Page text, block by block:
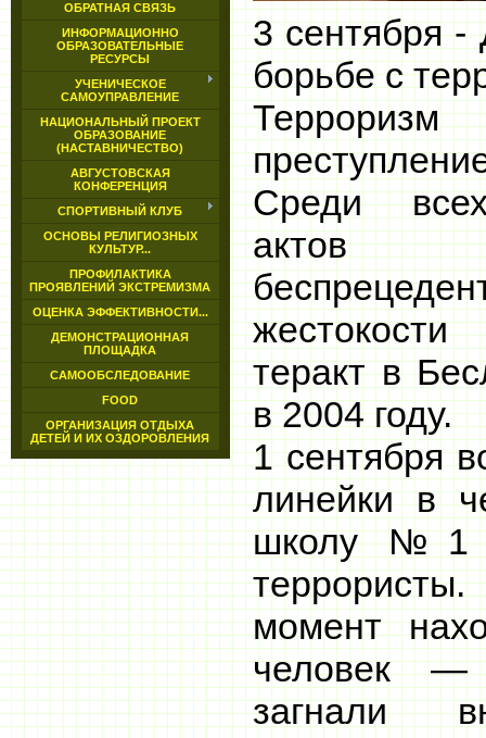
ОБРАТНАЯ СВЯЗЬ
ИНФОРМАЦИОННО
ОБРАЗОВАТЕЛЬНЫЕ
РЕСУРСЫ
УЧЕНИЧЕСКОЕ
САМОУПРАВЛЕНИЕ
НАЦИОНАЛЬНЫЙ ПРОЕКТ
ОБРАЗОВАНИЕ
(НАСТАВНИЧЕСТВО)
АВГУСТОВСКАЯ
КОНФЕРЕНЦИЯ
СПОРТИВНЫЙ КЛУБ
ОСНОВЫ РЕЛИГИОЗНЫХ
КУЛЬТУР...
ПРОФИЛАКТИКА
ПРОЯВЛЕНИЙ ЭКСТРЕМИЗМА
ОЦЕНКА ЭФФЕКТИВНОСТИ...
ДЕМОНСТРАЦИОННАЯ
ПЛОЩАДКА
САМООБСЛЕДОВАНИЕ
FOOD
ОРГАНИЗАЦИЯ ОТДЫХА
ДЕТЕЙ И ИХ ОЗДОРОВЛЕНИЯ
3 сентября -
борьбе с
Среди всех
актов
теракт в
в 2004 году.
1 сентября
линейки в
школу №1
момент
человек —
загнали